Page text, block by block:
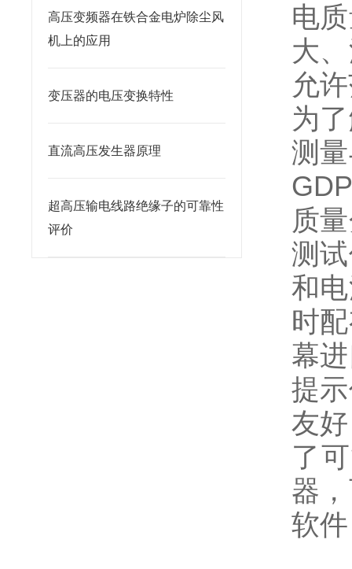
高压变频器在铁合金电炉除尘风
机上的应用
变压器的电压变换特性
直流高压发生器原理
超高压输电线路绝缘子的可靠性
评价
电
大
允
为
测
质
测
和
时
幕
提
友
了
器
软